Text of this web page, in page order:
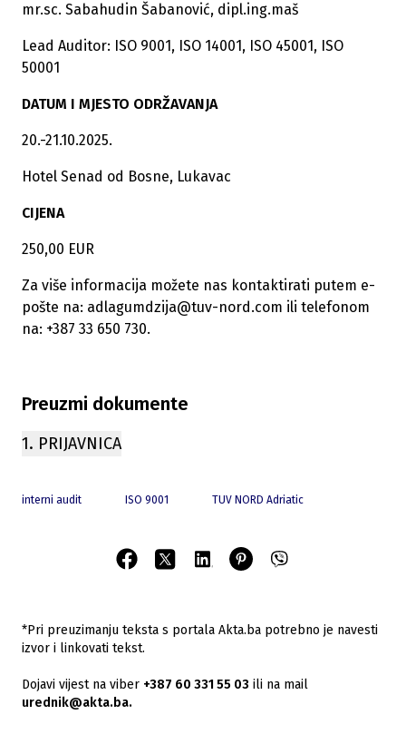
mr.sc. Sabahudin Šabanović, dipl.ing.maš
Lead Auditor: ISO 9001, ISO 14001, ISO 45001, ISO
50001
DATUM I MJESTO ODRŽAVANJA
20.-21.10.2025.
Hotel Senad od Bosne, Lukavac
CIJENA
250,00 EUR
Za više informacija možete nas kontaktirati putem e-
pošte na: adlagumdzija@tuv-nord.com ili telefonom
na: +387 33 650 730.
Preuzmi dokumente
1. PRIJAVNICA
interni audit ISO 9001 TUV NORD Adriatic
*Pri preuzimanju teksta s portala Akta.ba potrebno je navesti
izvor i linkovati tekst.
Dojavi vijest na viber +387 60 331 55 03 ili na mail
urednik@akta.ba.